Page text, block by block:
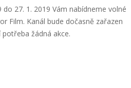
27. 1. 2019 Vám nabídneme volné
Film. Kanál bude dočasně zařazen
potřeba žádná akce.